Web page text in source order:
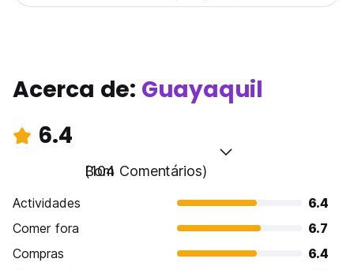
Acerca de: Guayaquil
6.4
Bom
(104 Comentários)
Actividades
6.4
Comer fora
6.7
Compras
6.4